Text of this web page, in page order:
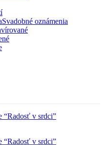
Svadobné oznámenia